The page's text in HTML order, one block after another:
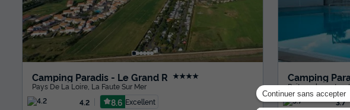
Camping Paradis - Le Grand R ★★★★
Pays De La Loire La Faute Sur Mer
4.2
8.6 Excellent
Camping
Poitou-charentes,
3.7